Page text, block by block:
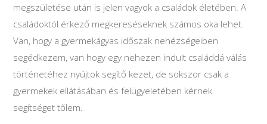
megszületése után is jelen vagyok a családok életében. A
családoktól érkező megkereséseknek számos oka lehet.
Van, hogy a gyermekágyas időszak nehézségeiben
segédkezem, van hogy egy nehezen indult családdá válás
történetéhez nyújtok segítő kezet, de sokszor csak a
gyermekek ellátásában és felügyeletében kérnek
segítséget tőlem.